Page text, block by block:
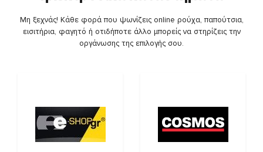
Μη ξεχνάς! Κάθε φορά που ψωνίζεις online ρούχα, παπούτσια,
εισιτήρια, φαγητό ή οτιδήποτε άλλο μπορείς να στηρίζεις την
οργάνωσης της επιλογής σου.